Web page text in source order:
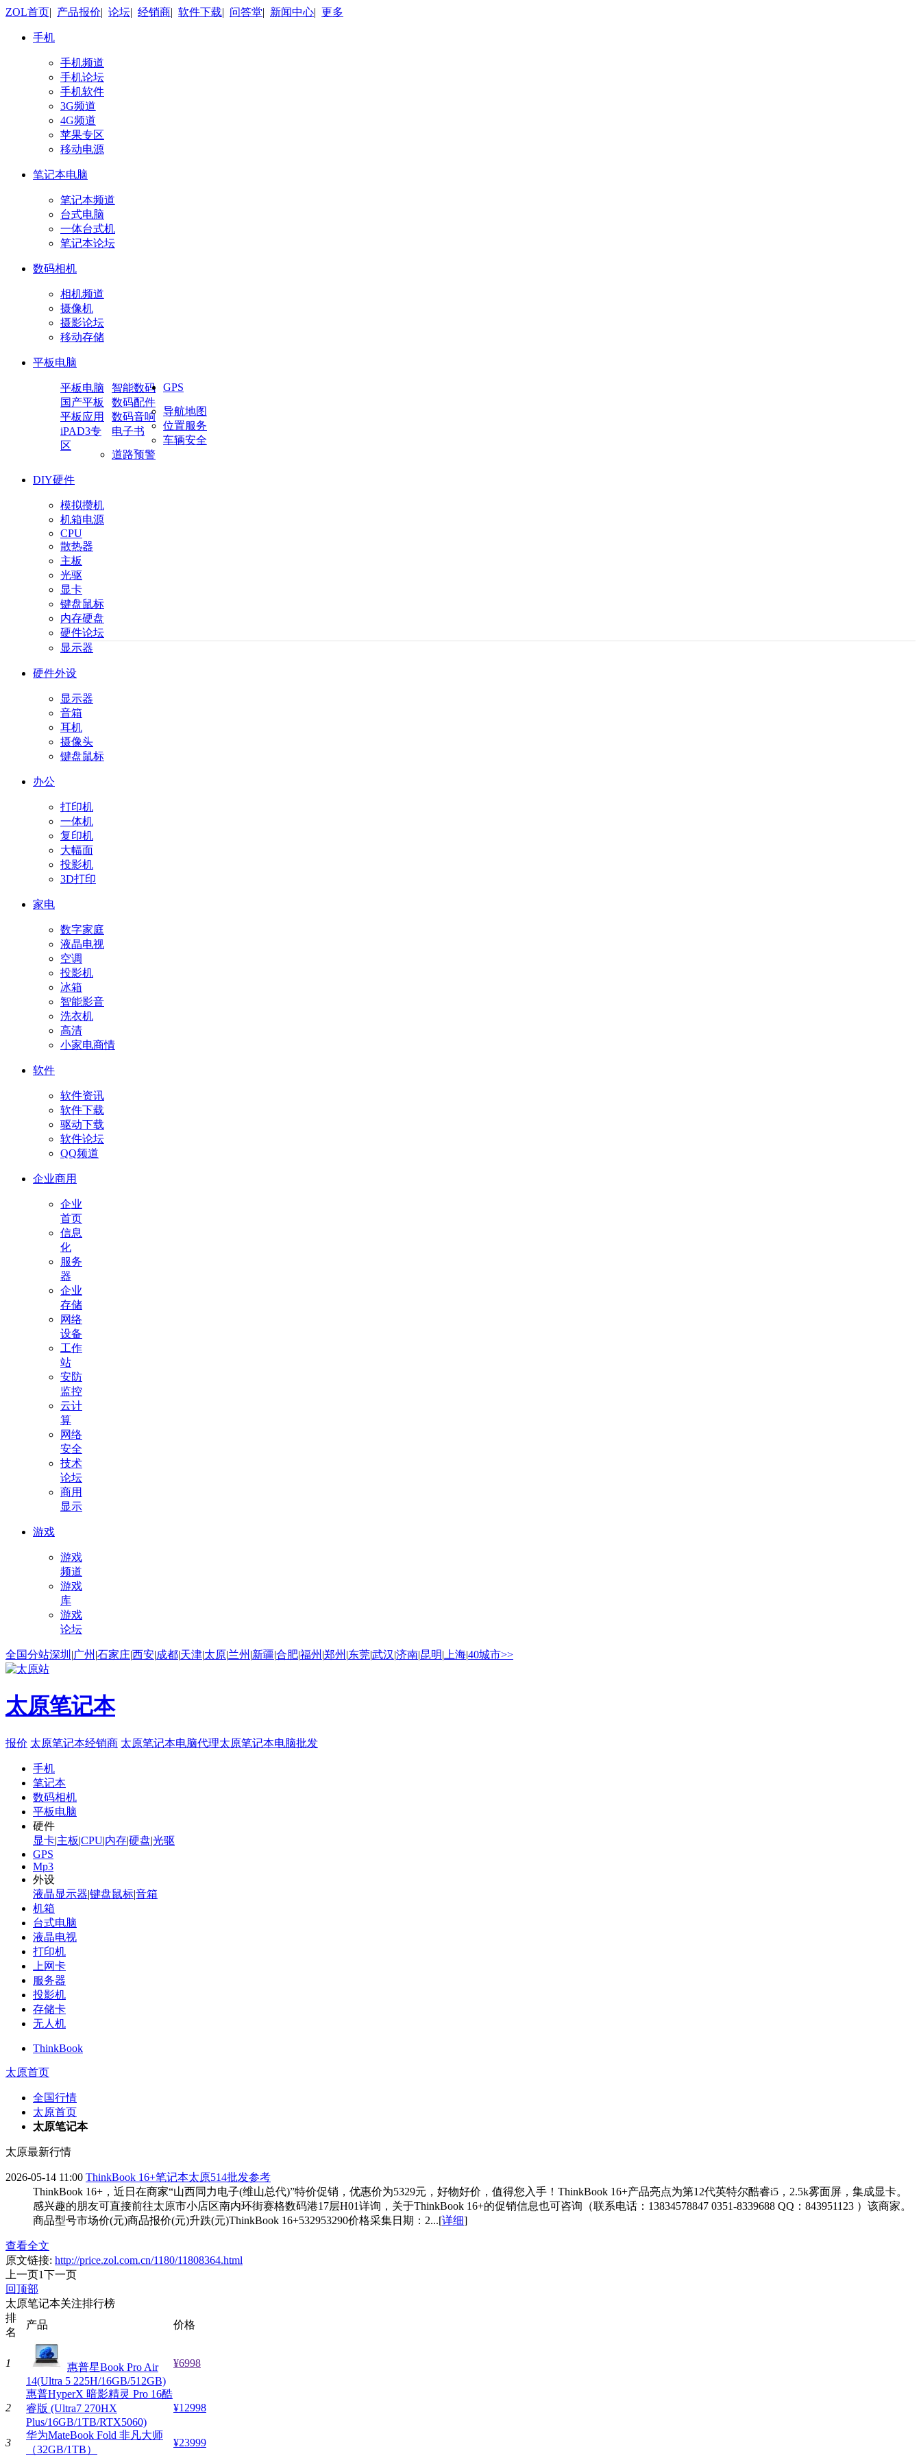
ZOL首页| 产品报价| 论坛| 经销商| 软件下载| 问答堂| 新闻中心| 更多
手机
手机频道
手机论坛
手机软件
3G频道
4G频道
苹果专区
移动电源
笔记本电脑
笔记本频道
台式电脑
一体台式机
笔记本论坛
数码相机
相机频道
摄像机
摄影论坛
移动存储
平板电脑
平板电脑
智能数码
国产平板
数码配件
平板应用
数码音响
iPAD3专
区
电子书
GPS
导航地图
位置服务
车辆安全
道路预警
DIY硬件
模拟攒机
机箱电源
CPU
散热器
主板
光驱
显卡
键盘鼠标
内存硬盘
硬件论坛
显示器
硬件外设
显示器
音箱
耳机
摄像头
键盘鼠标
办公
打印机
一体机
复印机
大幅面
投影机
3D打印
家电
数字家庭
液晶电视
空调
投影机
冰箱
智能影音
洗衣机
高清
小家电商情
软件
软件资讯
软件下载
驱动下载
软件论坛
QQ频道
企业商用
企业
首页
信息
化
服务
器
企业
存储
网络
设备
工作
站
安防
监控
云计
算
网络
安全
技术
论坛
商用
显示
游戏
游戏
频道
游戏
库
游戏
论坛
全国分站深圳 |广州 |石家庄|西安|成都|天津|太原|兰州 |新疆|合肥|福州 |郑州 |东莞|武汉|济南|昆明| 上海|40城市>>
太原笔记本
报价 太原笔记本经销商 太原笔记本电脑代理太原笔记本电脑批发
手机
笔记本
数码相机
平板电脑
硬件
显卡|主板|CPU|内存|硬盘|光驱
GPS
Mp3
外设
液晶显示器|键盘鼠标|音箱
机箱
台式电脑
液晶电视
打印机
上网卡
服务器
投影机
存储卡
无人机
ThinkBook
太原首页
全国行情
太原首页
太原笔记本
太原最新行情
2026-05-14 11:00 ThinkBook 16+笔记本太原514批发参考
ThinkBook 16+，近日在商家“山西同力电子(维山总代)”特价促销，优惠价为5329元，好物好价，值得您入手！ThinkBook 16+产品亮点为第12代英特尔酷睿i5，2.5k雾面屏，集成显卡。
感兴趣的朋友可直接前往太原市小店区南内环街赛格数码港17层H01详询，关于ThinkBook 16+的促销信息也可咨询（联系电话：13834578847 0351-8339688 QQ：843951123 ）该商家。
商品型号市场价(元)商品报价(元)升跌(元)ThinkBook 16+532953290价格采集日期：2...[详细]
查看全文
原文链接: http://price.zol.com.cn/1180/11808364.html
上一页1下一页
回顶部
太原笔记本关注排行榜
排
名
产品 价格
1
惠普星Book Pro Air
14(Ultra 5 225H/16GB/512GB)
¥6998
2
惠普HyperX 暗影精灵 Pro 16酷
睿版 (Ultra7 270HX
Plus/16GB/1TB/RTX5060)
¥12998
3
华为MateBook Fold 非凡大师
（32GB/1TB）
¥23999